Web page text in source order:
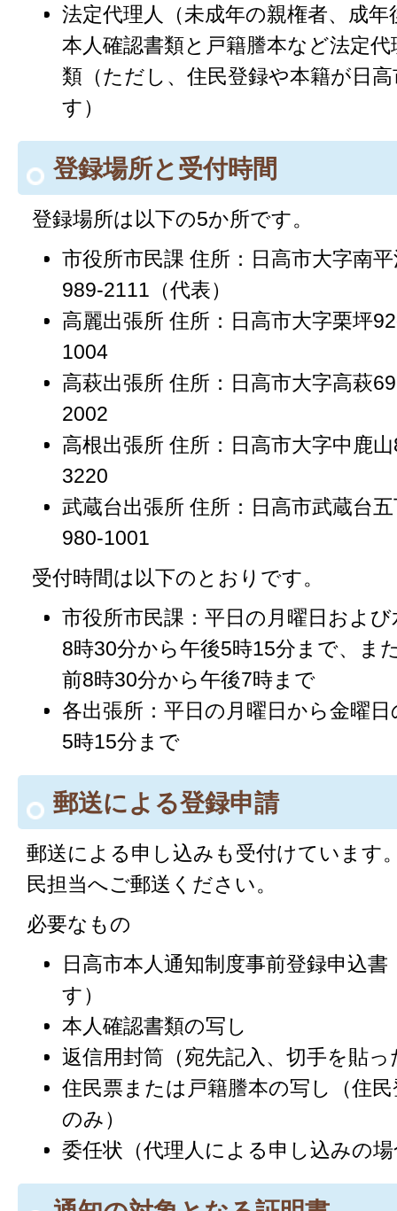
法定代理人（未成年の親権者、成
本人確認書類と戸籍謄本など法定
類（ただし、住民登録や本籍が日
す）
登録場所と受付時間
登録場所は以下の5か所です。
市役所市民課 住所：日高市大字南
989-2111（代表）
高麗出張所 住所：日高市大字栗坪
1004
高萩出張所 住所：日高市大字高萩
2002
高根出張所 住所：日高市大字中鹿
3220
武蔵台出張所 住所：日高市武蔵台
980-1001
受付時間は以下のとおりです。
市役所市民課：平日の月曜日およ
8時30分から午後5時15分まで、ま
前8時30分から午後7時まで
各出張所：平日の月曜日から金曜
5時15分まで
郵送による登録申請
郵送による申し込みも受付けています
民担当へご郵送ください。
必要なもの
日高市本人通知制度事前登録申込
す）
本人確認書類の写し
返信用封筒（宛先記入、切手を貼
住民票または戸籍謄本の写し（住
のみ）
委任状（代理人による申し込みの